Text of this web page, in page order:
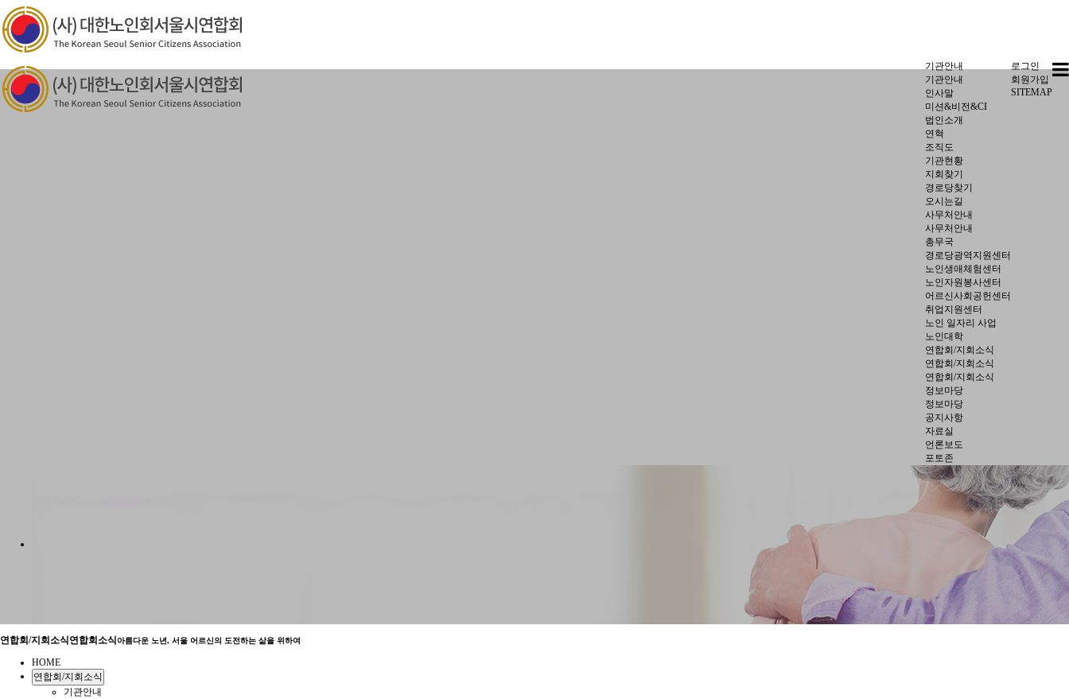
로그인
회원가입
SITEMAP
기관안내
기관안내
인사말
미션&비전&CI
법인소개
연혁
조직도
기관현황
지회찾기
경로당찾기
오시는길
사무처안내
사무처안내
총무국
경로당광역지원센터
노인생애체험센터
노인자원봉사센터
어르신사회공헌센터
취업지원센터
노인 일자리 사업
노인대학
연합회/지회소식
연합회/지회소식
연합회/지회소식
정보마당
정보마당
공지사항
자료실
언론보도
포토존
연합회/지회소식연합회소식아름다운 노년, 서울 어르신의 도전하는 삶을 위하여
HOME
연합회/지회소식
기관안내